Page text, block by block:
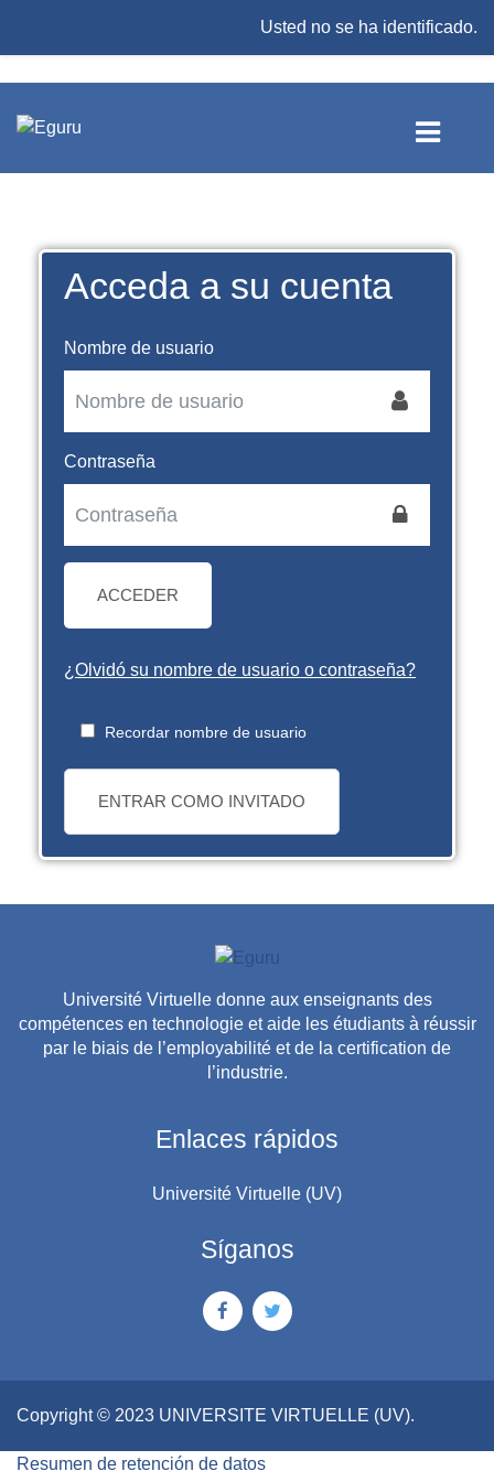
Usted no se ha identificado.
Acceda a su cuenta
Nombre de usuario
Contraseña
ACCEDER
¿Olvidó su nombre de usuario o contraseña?
Recordar nombre de usuario
ENTRAR COMO INVITADO
Université Virtuelle donne aux enseignants des
compétences en technologie et aide les étudiants à réussir
par le biais de l’employabilité et de la certification de
l’industrie.
Enlaces rápidos
Université Virtuelle (UV)
Síganos
Copyright © 2023 UNIVERSITE VIRTUELLE (UV).
Resumen de retención de datos